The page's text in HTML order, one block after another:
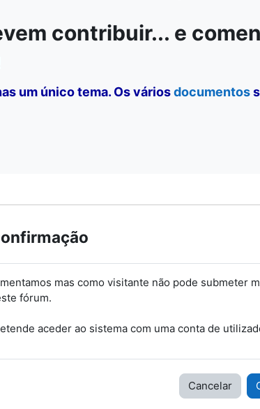
contribuir... e
um único tema. Os váriosdocumentos
mas como visitante não pode submeter
fórum.
aceder ao sistema com uma conta de
Cancelar